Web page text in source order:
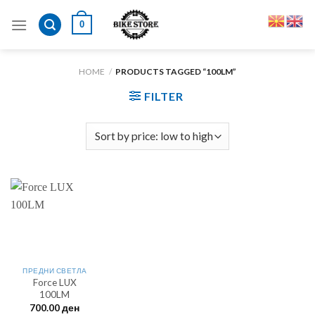
0
HOME / PRODUCTS TAGGED “100LM”
FILTER
ПРЕДНИ СВЕТЛА
Force LUX
100LM
700.00ден